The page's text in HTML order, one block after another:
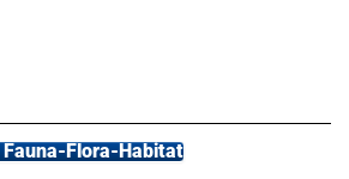
Fauna-Flora-Habitat